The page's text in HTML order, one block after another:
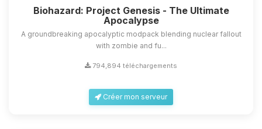
Biohazard: Project Genesis - The Ultimate
Apocalypse
A groundbreaking apocalyptic modpack blending nuclear fallout
with zombie and fu...
794,894 téléchargements
Créer mon serveur